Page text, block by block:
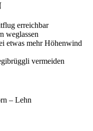
erreichbar
weglassen
etwas mehr Höhenwind
vermeiden
– Lehn